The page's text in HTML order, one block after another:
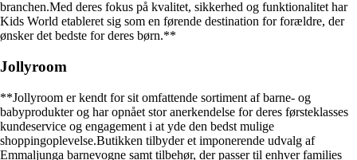
branchen.Med deres fokus på kvalitet, sikkerhed og funktionalitet har
Kids World etableret sig som en førende destination for forældre, der
ønsker det bedste for deres børn.**
Jollyroom
**Jollyroom er kendt for sit omfattende sortiment af barne- og
babyprodukter og har opnået stor anerkendelse for deres førsteklasses
kundeservice og engagement i at yde den bedst mulige
shoppingoplevelse.Butikken tilbyder et imponerende udvalg af
Emmaljunga barnevogne samt tilbehør, der passer til enhver families